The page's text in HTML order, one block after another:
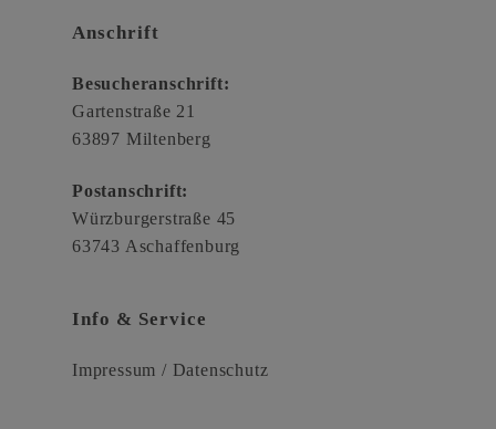
Anschrift
Besucheranschrift:
Gartenstraße 21
63897 Miltenberg
Postanschrift:
Würzburgerstraße 45
63743 Aschaffenburg
Info & Service
Impressum / Datenschutz